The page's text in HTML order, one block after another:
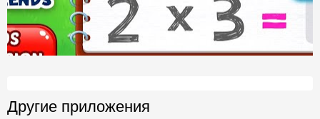
Другие приложения